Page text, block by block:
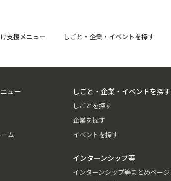
支援メニュー しごと・企業・イベントを探す
ュー
ム
しごと・企業・イベントを探す
しごとを探す
企業を探す
イベントを探す
インターンシップ等
インターンシップ等まとめページ